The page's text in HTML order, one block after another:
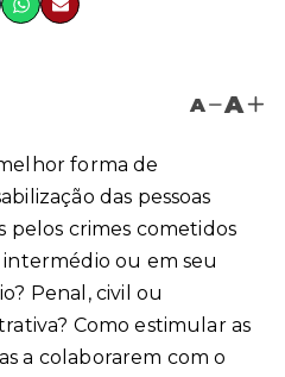
A A
forma de
das pessoas
pelos crimes cometidos
ou em seu
Penal, civil ou
Como estimular as
a colaborarem com o